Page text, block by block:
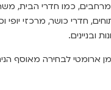
כמו חדרי הבית,
חדרי כושר, מרכזי יופי
ובניינים.
ארומטי לבחירה מאוסף